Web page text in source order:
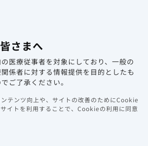
製品情報
テナンスのお知らせ＜
- 22:00＞
その他
用いただき、誠にありがとうございま
さまへ
医療従事者を対象にしており、 一般の
係者に対する情報提供を目的としたも
ご了承ください。
テンツ向上や、サイトの改善のためにCookie
サイトを利用することで、Cookieの利用に同意